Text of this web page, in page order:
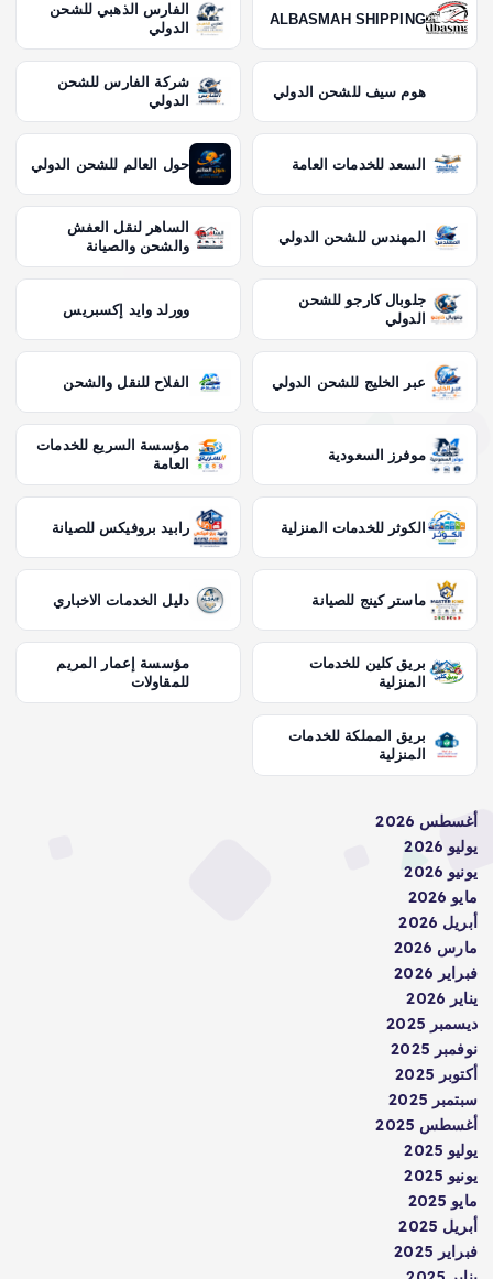
ALBASMAH SHIPPING
الفارس الذهبي للشحن
الدولي
هوم سيف للشحن الدولي
شركة الفارس للشحن
الدولي
السعد للخدمات العامة حول العالم للشحن الدولي
المهندس للشحن الدولي
الساهر لنقل العفش
والشحن والصيانة
جلوبال كارجو للشحن
الدولي
وورلد وايد إكسبريس
عبر الخليج للشحن الدولي الفلاح للنقل والشحن
موفرز السعودية
مؤسسة السريع للخدمات
العامة
الكوثر للخدمات المنزلية رابيد بروفيكس للصيانة
ماستر كينج للصيانة دليل الخدمات الاخباري
بريق كلين للخدمات
المنزلية
مؤسسة إعمار المريم
للمقاولات
بريق المملكة للخدمات
المنزلية
أغسطس 2026
يوليو 2026
يونيو 2026
مايو 2026
أبريل 2026
مارس 2026
فبراير 2026
يناير 2026
ديسمبر 2025
نوفمبر 2025
أكتوبر 2025
سبتمبر 2025
أغسطس 2025
يوليو 2025
يونيو 2025
مايو 2025
أبريل 2025
فبراير 2025